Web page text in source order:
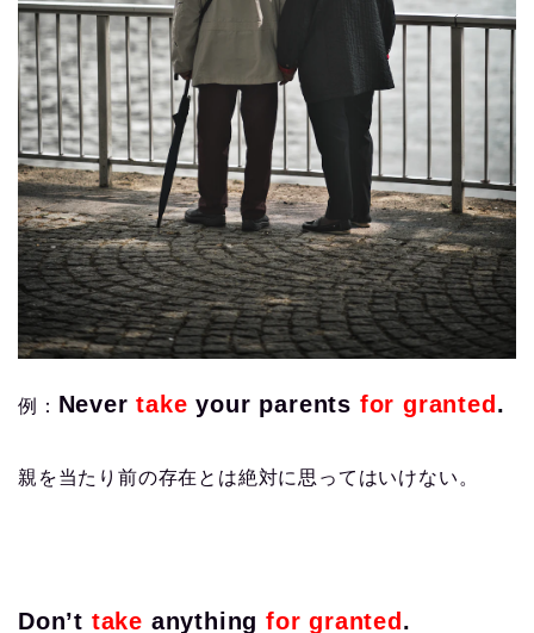
例： Nevertake your parents for granted .
親を当たり前の存在とは絶対に思ってはいけない。
Don’t take anythingfor granted .